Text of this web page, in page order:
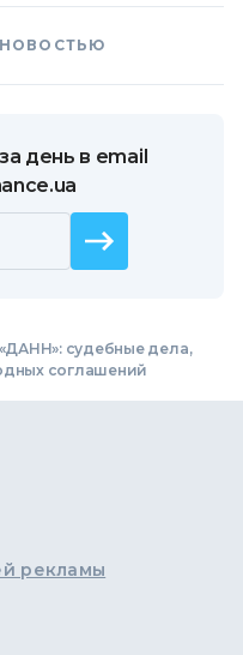
день в email
судебные дела,
соглашений
рекламы